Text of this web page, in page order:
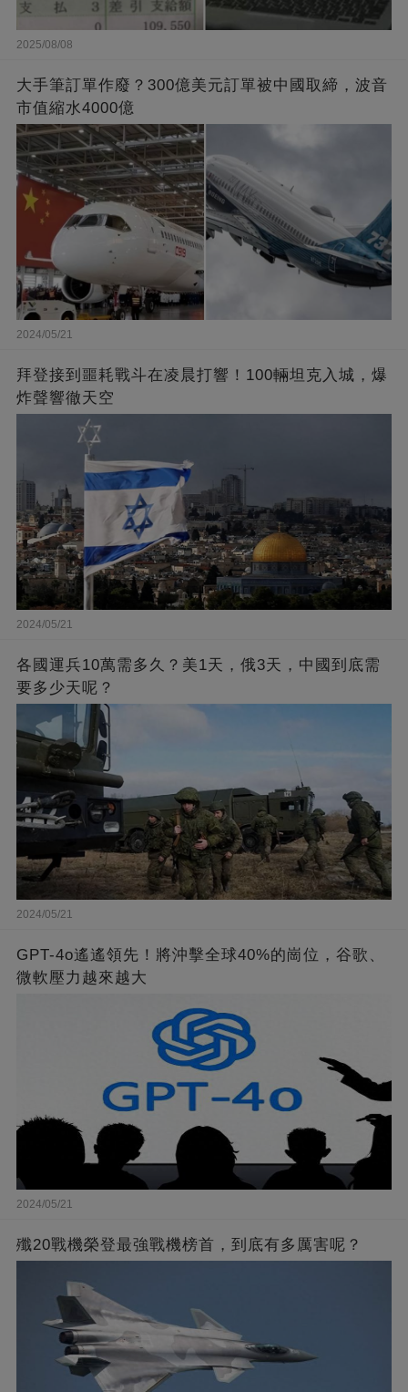
2025/08/08
大手筆訂單作廢？300億美元訂單被中國取締，波音
市值縮水4000億
2024/05/21
拜登接到噩耗戰斗在凌晨打響！100輛坦克入城，爆
炸聲響徹天空
2024/05/21
各國運兵10萬需多久？美1天，俄3天，中國到底需
要多少天呢？
2024/05/21
GPT-4o遙遙領先！將沖擊全球40%的崗位，谷歌、
微軟壓力越來越大
2024/05/21
殲20戰機榮登最強戰機榜首，到底有多厲害呢？